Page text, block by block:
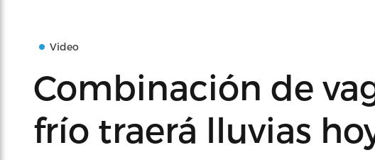
Video
Combinación de
frío traerá lluvias